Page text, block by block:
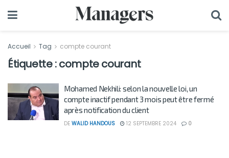
Accueil Tag compte courant
Étiquette :compte courant
Mohamed Nekhili: selon la nouvelle loi, un
compte inactif pendant 3 mois peut être fermé
après notification du client
DE WALID HANDOUS 12 SEPTEMBRE 2024 0